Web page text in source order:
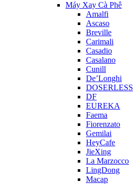
Máy Xay Cà Phê
Amalfi
Ascaso
Breville
Carimali
Casadio
Casalano
Cunill
De’Longhi
DOSERLESS
DF
EUREKA
Faema
Fiorenzato
Gemilai
HeyCafe
JieXing
La Marzocco
LingDong
Macap